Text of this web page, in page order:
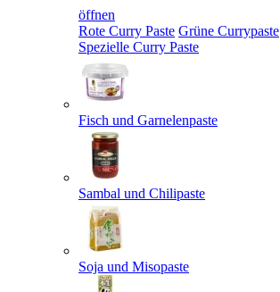
öffnen
Rote Curry Paste Grüne Currypaste
Spezielle Curry Paste
Fisch und Garnelenpaste
Sambal und Chilipaste
Soja und Misopaste